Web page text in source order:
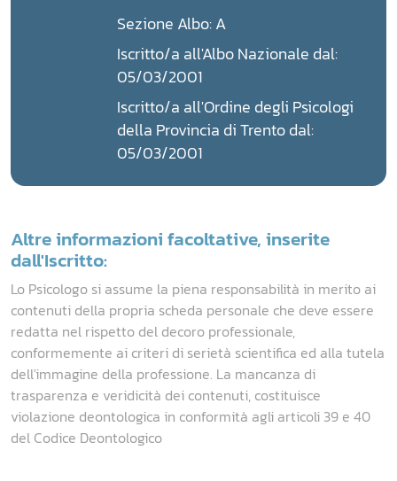
Sezione Albo: A
Iscritto/a all'Albo Nazionale dal:
05/03/2001
Iscritto/a all'Ordine degli Psicologi
della Provincia di Trento dal:
05/03/2001
Altre informazioni facoltative, inserite
dall'Iscritto:
Lo Psicologo si assume la piena responsabilità in merito ai
contenuti della propria scheda personale che deve essere
redatta nel rispetto del decoro professionale,
conformemente ai criteri di serietà scientifica ed alla tutela
dell'immagine della professione. La mancanza di
trasparenza e veridicità dei contenuti, costituisce
violazione deontologica in conformità agli articoli 39 e 40
del Codice Deontologico